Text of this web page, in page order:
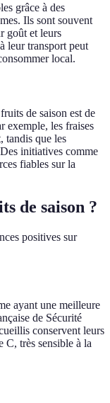
grâce à des
Ils sont souvent
goût et leurs
leur transport peut
local.
de saison est de
exemple, les fraises
tandis que les
initiatives comme
fiables sur la
de saison ?
positives sur
ayant une meilleure
de Sécurité
conservent leurs
C, très sensible à la